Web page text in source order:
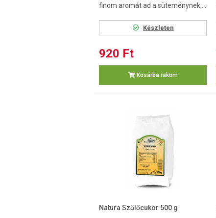
finom aromát ad a süteménynek,...
Készleten
920 Ft
Kosárba rakom
Natura Szőlőcukor 500 g